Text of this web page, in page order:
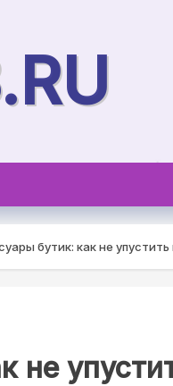
бутик: как не
не